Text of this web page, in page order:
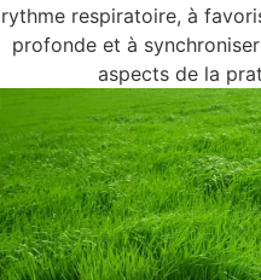
rythme respiratoire, à
profonde et à
aspects de la